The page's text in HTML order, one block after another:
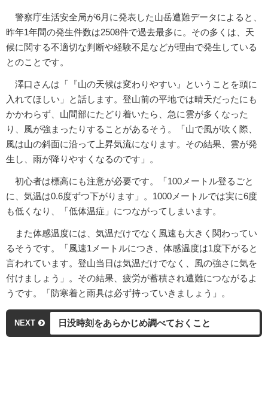
警察庁生活安全局が6月に発表した山岳遭難データによると、
昨年1年間の発生件数は2508件で過去最多に。その多くは、天
候に関する不適切な判断や経験不足などが理由で発生している
とのことです。
澤口さんは「『山の天候は変わりやすい』ということを頭に
入れてほしい」と話します。登山前の平地では晴天だったにも
かかわらず、山間部にたどり着いたら、急に雲が多くなった
り、風が強まったりすることがあるそう。「山で風が吹く際、
風は山の斜面に沿って上昇気流になります。その結果、雲が発
生し、雨が降りやすくなるのです」。
初心者は標高にも注意が必要です。「100メートル登るごと
に、気温は0.6度ずつ下がります」。1000メートルでは実に6度
も低くなり、「低体温症」につながってしまいます。
また体感温度には、気温だけでなく風速も大きく関わってい
るそうです。「風速1メートルにつき、体感温度は1度下がると
言われています。登山当日は気温だけでなく、風の強さに気を
付けましょう」。その結果、疲労が蓄積され遭難につながるよ
うです。「防寒着と雨具は必ず持っていきましょう」。
NEXT 日没時刻をあらかじめ調べておくこと